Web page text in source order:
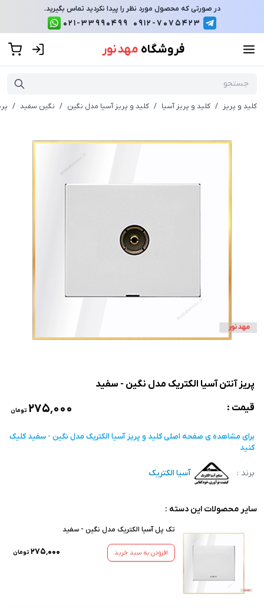
در صورتی که محصول مورد نظر را پیدا نکردید تماس بگیرید.
0912-7075423
021-33990499
فروشگاه مهد نور
کلید و پریز / کلید و پریز آسیا / کلید و پریز آسیا مدل نگین / نگین سفید /
پریز آنتن آسیا الکتریک مدل نگین - سفید
قیمت :
۲۷۵٬۰۰۰ تومان
برای مشاهده ی صفحه اصلیکلید و پریز آسیا الکتریک مدل نگین - سفیدکلیک
کنید
برند : آسیا الکتریک
سایر محصولات این دسته :
تک پل آسیا الکتریک مدل نگین - سفید
افزودن به سبد خرید ۲۷۵٬۰۰۰ تومان